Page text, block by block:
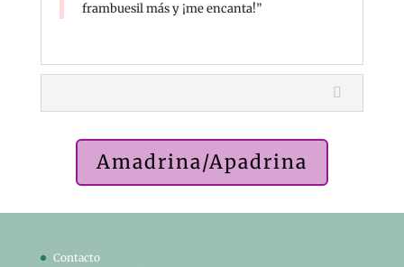
frambuesil más y ¡me encanta!”
Amadrina/Apadrina
Contacto